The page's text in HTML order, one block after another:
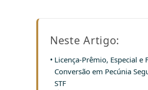
Neste Artigo:
Licença-Prêmio, Especial e
Conversão em Pecúnia
STF